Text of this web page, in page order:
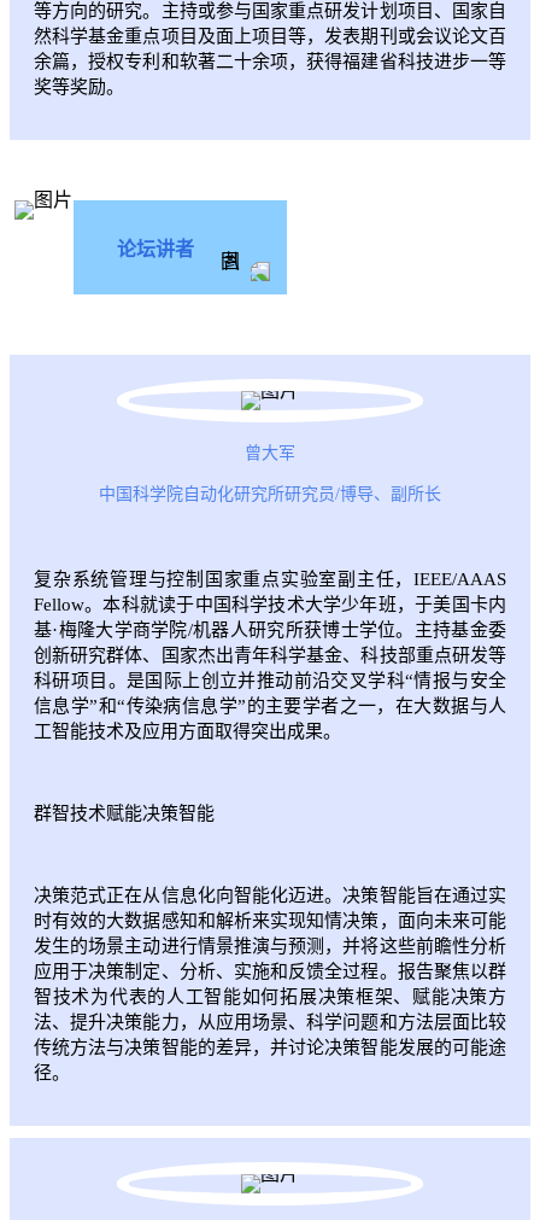
等方向的研究。主持或参与国家重点研发计划项目、国家自
然科学基金重点项目及面上项目等，发表期刊或会议论文百
余篇，授权专利和软著二十余项，获得福建省科技进步一等
奖等奖励。
论坛讲者
曾大军
中国科学院自动化研究所研究员/博导、副所长
复杂系统管理与控制国家重点实验室副主任，IEEE/AAAS
Fellow。本科就读于中国科学技术大学少年班，于美国卡内
基·梅隆大学商学院/机器人研究所获博士学位。主持基金委
创新研究群体、国家杰出青年科学基金、科技部重点研发等
科研项目。是国际上创立并推动前沿交叉学科“情报与安全
信息学”和“传染病信息学”的主要学者之一，在大数据与人
工智能技术及应用方面取得突出成果。
群智技术赋能决策智能
决策范式正在从信息化向智能化迈进。决策智能旨在通过实
时有效的大数据感知和解析来实现知情决策，面向未来可能
发生的场景主动进行情景推演与预测，并将这些前瞻性分析
应用于决策制定、分析、实施和反馈全过程。报告聚焦以群
智技术为代表的人工智能如何拓展决策框架、赋能决策方
法、提升决策能力，从应用场景、科学问题和方法层面比较
传统方法与决策智能的差异，并讨论决策智能发展的可能途
径。